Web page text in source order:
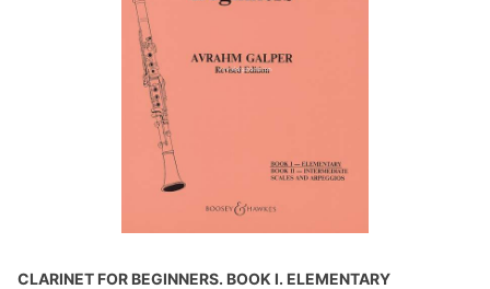
CLARINET FOR BEGINNERS. BOOK I. ELEMENTARY